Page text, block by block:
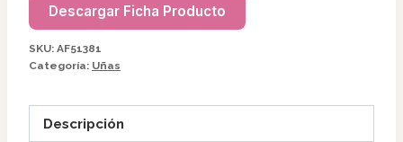
DE
UÑAS
AF51381
Descargar Ficha Producto
SKU: AF51381
Categoría: Uñas
Descripción